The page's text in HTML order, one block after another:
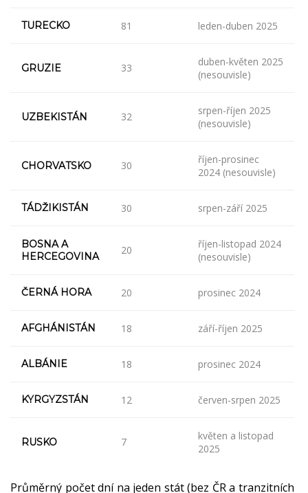
TURECKO 81 leden-duben 2025
GRUZIE 33
duben-květen 2025
(nesouvisle)
UZBEKISTÁN 32
srpen-říjen 2025
(nesouvisle)
CHORVATSKO 30
říjen-prosinec
2024 (nesouvisle)
TÁDŽIKISTÁN 30 srpen-září 2025
BOSNA A
HERCEGOVINA
20
říjen-listopad 2024
(nesouvisle)
ČERNÁ HORA 20 prosinec 2024
AFGHÁNISTÁN 18 září-říjen 2025
ALBÁNIE 18 prosinec 2024
KYRGYZSTÁN 12 červen-srpen 2025
RUSKO 7
květen a listopad
2025
Průměrný počet dní na jeden stát (bez ČR a tranzitních